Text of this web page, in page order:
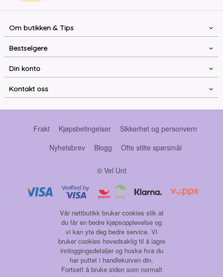
Om butikken & Tips
Bestselgere
Din konto
Kontakt oss
Frakt Kjøpsbetingelser
Sikkerhet og personvern
Nyhetsbrev
Blogg Ofte stilte spørsmål
© Vel Unt
Vår nettbutikk bruker cookies slik at
du får en bedre kjøpsopplevelse og
vi kan yte deg bedre service. Vi
bruker cookies hovedsaklig til å lagre
innloggingsdetaljer og huske hva du
har puttet i handlekurven din.
Fortsett å bruke siden som normalt